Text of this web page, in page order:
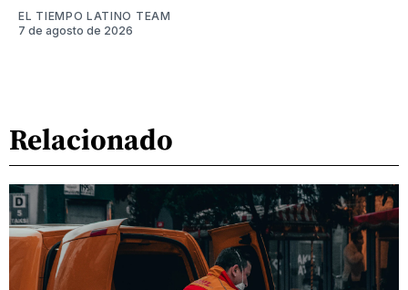
EL TIEMPO LATINO TEAM
7 de agosto de 2026
Relacionado